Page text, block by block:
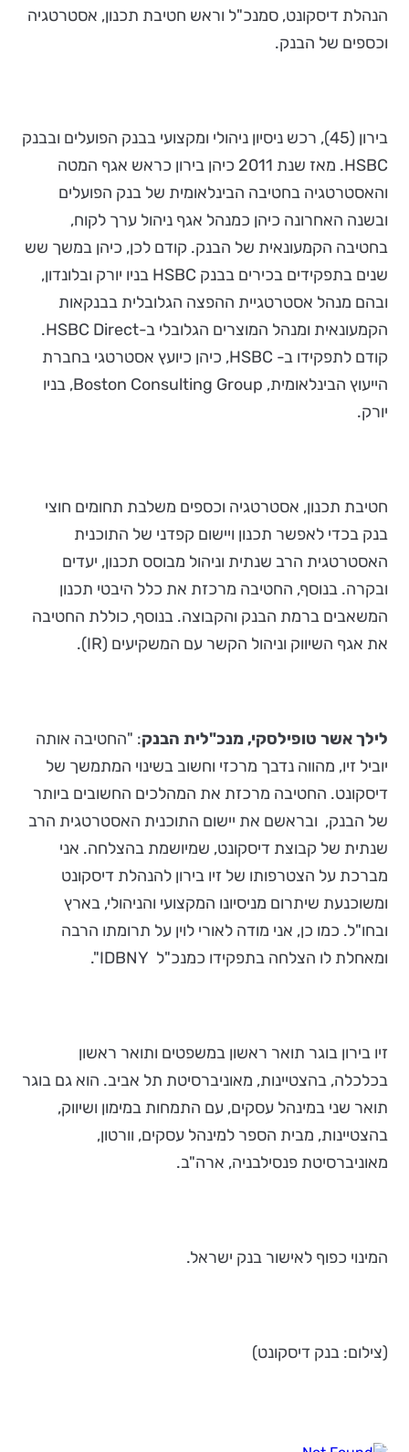
הנהלת דיסקונט, סמנכ"ל וראש חטיבת תכנון, אסטרטגיה
וכספים של הבנק.
בירון (45), רכש ניסיון ניהולי ומקצועי בבנק הפועלים ובבנק
HSBC. מאז שנת 2011 כיהן בירון כראש אגף המטה
והאסטרטגיה בחטיבה הבינלאומית של בנק הפועלים
ובשנה האחרונה כיהן כמנהל אגף ניהול ערך לקוח,
בחטיבה הקמעונאית של הבנק. קודם לכן, כיהן במשך שש
שנים בתפקידים בכירים בבנק HSBC בניו יורק ובלונדון,
ובהם מנהל אסטרטגיית ההפצה הגלובלית בבנקאות
הקמעונאית ומנהל המוצרים הגלובלי ב-HSBC Direct.
קודם לתפקידו ב- HSBC, כיהן כיועץ אסטרטגי בחברת
הייעוץ הבינלאומית, Boston Consulting Group, בניו
יורק.
חטיבת תכנון, אסטרטגיה וכספים משלבת תחומים חוצי
בנק בכדי לאפשר תכנון ויישום קפדני של התוכנית
האסטרטגית הרב שנתית וניהול מבוסס תכנון, יעדים
ובקרה. בנוסף, החטיבה מרכזת את כלל היבטי תכנון
המשאבים ברמת הבנק והקבוצה. בנוסף, כוללת החטיבה
את אגף השיווק וניהול הקשר עם המשקיעים (IR).
לילך אשר טופילסקי, מנכ"לית הבנק: "החטיבה אותה
יוביל זיו, מהווה נדבך מרכזי וחשוב בשינוי המתמשך של
דיסקונט. החטיבה מרכזת את המהלכים החשובים ביותר
של הבנק, ובראשם את יישום התוכנית האסטרטגית הרב
שנתית של קבוצת דיסקונט, שמיושמת בהצלחה. אני
מברכת על הצטרפותו של זיו בירון להנהלת דיסקונט
ומשוכנעת שיתרום מניסיונו המקצועי והניהולי, בארץ
ובחו"ל. כמו כן, אני מודה לאורי לוין על תרומתו הרבה
ומאחלת לו הצלחה בתפקידו כמנכ"ל IDBNY".
זיו בירון בוגר תואר ראשון במשפטים ותואר ראשון
בכלכלה, בהצטיינות, מאוניברסיטת תל אביב. הוא גם בוגר
תואר שני במינהל עסקים, עם התמחות במימון ושיווק,
בהצטיינות, מבית הספר למינהל עסקים, וורטון,
מאוניברסיטת פנסילבניה, ארה"ב.
המינוי כפוף לאישור בנק ישראל.
(צילום: בנק דיסקונט)